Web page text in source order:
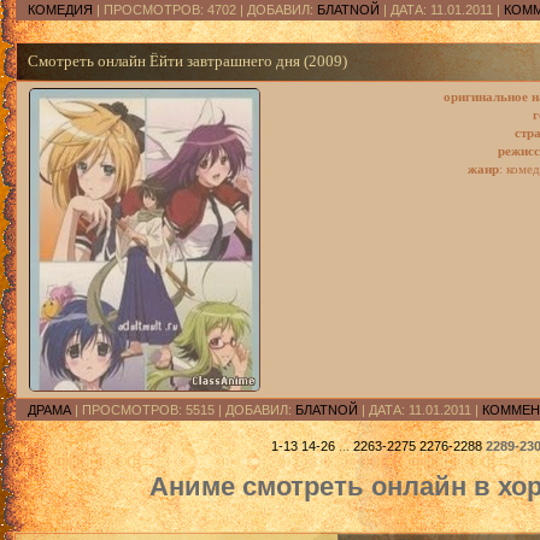
КОМЕДИЯ | ПРОСМОТРОВ: 4702 | ДОБАВИЛ: БЛАТNOЙ | ДАТА: 11.01.2011 |
Смотреть онлайн Ёйти завтрашнего дня (2009)
оригинальное
жанр:
ДРАМА | ПРОСМОТРОВ: 5515 | ДОБАВИЛ: БЛАТNOЙ | ДАТА: 11.01.2011 |
1-13 14-26 ... 2263-2275 2276-2288 2289-
Аниме смотреть онлайн в